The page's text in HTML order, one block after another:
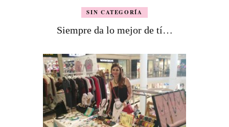
SIN CATEGORÍA
Siempre da lo mejor de tí…